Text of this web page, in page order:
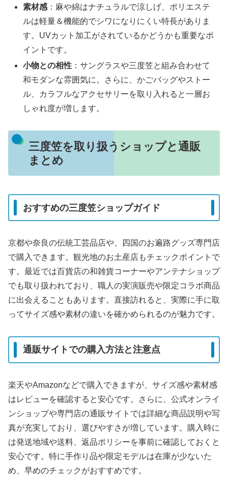
素材感 ：麻や綿はナチュラルで涼しげ、ポリエステ
ルは軽量＆機能的でシワになりにくい特長がありま
す。UVカット加工がされているかどうかも重要なポ
イントです。
小物との相性 ：サングラスや三度笠と組み合わせて
和モダンな雰囲気に。さらに、かごバッグやストー
ル、カラフルなアクセサリーを取り入れると一層お
しゃれ度が増します。
三度笠を取り扱うショップと通販
まとめ
おすすめの三度笠ショップガイド
京都や奈良の伝統工芸品店や、四国のお遍路グッズ専門店
で購入できます。観光地のお土産店もチェックポイントで
す。最近では百貨店の和雑貨コーナーやアンテナショップ
でも取り扱われており、職人の実演販売や限定コラボ商品
に出会えることもあります。直接訪れると、実際に手に取
ってサイズ感や素材の違いを確かめられるのが魅力です。
通販サイトでの購入方法と注意点
楽天やAmazonなどで購入できますが、サイズ感や素材感
はレビューを確認すると安心です。さらに、公式オンライ
ンショップや専門店の通販サイトでは詳細な商品説明や写
真が充実しており、選びやすさが増しています。購入時に
は発送地域や送料、返品ポリシーを事前に確認しておくと
安心です。特に手作り品や限定モデルは在庫が少ないた
め、早めのチェックがおすすめです。